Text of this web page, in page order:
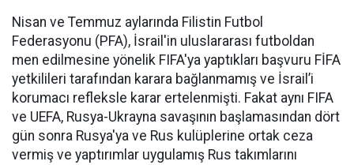
Nisan ve Temmuz aylarında Filistin Futbol
Federasyonu (PFA), İsrail'in uluslararası futboldan
men edilmesine yönelik FIFA'ya yaptıkları başvuru FİFA
yetkilileri tarafından karara bağlanmamış ve İsrail’i
korumacı refleksle karar ertelenmişti. Fakat aynı FIFA
ve UEFA, Rusya-Ukrayna savaşının başlamasından dört
gün sonra Rusya'ya ve Rus kulüplerine ortak ceza
vermiş ve yaptırımlar uygulamış Rus takımlarını